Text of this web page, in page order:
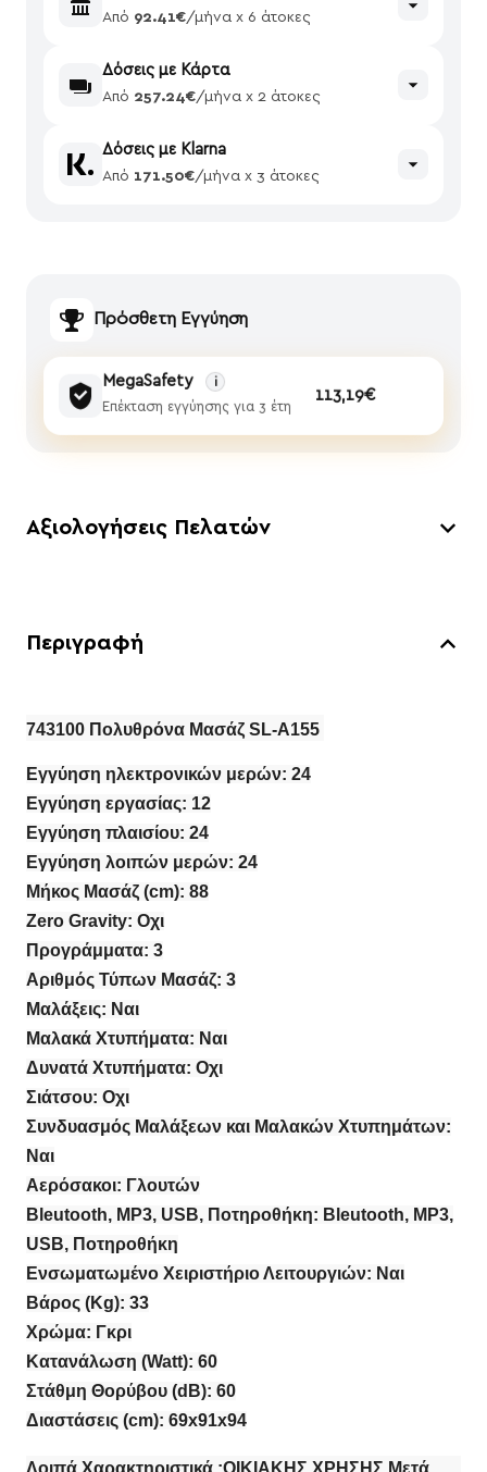
Από 92.41€/μήνα x 6 άτοκες
Δόσεις με Κάρτα
Από 257.24€/μήνα x 2 άτοκες
Δόσεις με Klarna
Από 171.50€/μήνα x 3 άτοκες
Πρόσθετη Εγγύηση
MegaSafety i
Επέκταση εγγύησης για 3 έτη
113,19€
Αξιολογήσεις Πελατών
Περιγραφή
743100 Πολυθρόνα Μασάζ SL-A155
Εγγύηση ηλεκτρονικών μερών: 24
Εγγύηση εργασίας: 12
Εγγύηση πλαισίου: 24
Εγγύηση λοιπών μερών: 24
Μήκος Μασάζ (cm): 88
Zero Gravity: Οχι
Προγράμματα: 3
Αριθμός Τύπων Μασάζ: 3
Μαλάξεις: Ναι
Μαλακά Χτυπήματα: Ναι
Δυνατά Χτυπήματα: Οχι
Σιάτσου: Οχι
Συνδυασμός Μαλάξεων και Μαλακών Χτυπημάτων:
Ναι
Αερόσακοι: Γλουτών
Bleutooth, MP3, USB, Ποτηροθήκη: Bleutooth, MP3,
USB, Ποτηροθήκη
Ενσωματωμένο Χειριστήριο Λειτουργιών: Ναι
Βάρος (Kg): 33
Χρώμα: Γκρι
Κατανάλωση (Watt): 60
Στάθμη Θορύβου (dB): 60
Διαστάσεις (cm): 69x91x94
Λοιπά Χαρακτηριστικά :ΟΙΚΙΑΚΗΣ ΧΡΗΣΗΣ Μετά